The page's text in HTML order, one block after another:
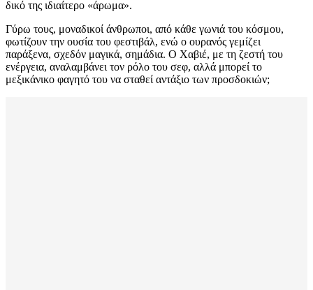
δικό της ιδιαίτερο «άρωμα».
Γύρω τους, μοναδικοί άνθρωποι, από κάθε γωνιά του κόσμου,
φωτίζουν την ουσία του φεστιβάλ, ενώ ο ουρανός γεμίζει
παράξενα, σχεδόν μαγικά, σημάδια. Ο Χαβιέ, με τη ζεστή του
ενέργεια, αναλαμβάνει τον ρόλο του σεφ, αλλά μπορεί το
μεξικάνικο φαγητό του να σταθεί αντάξιο των προσδοκιών;